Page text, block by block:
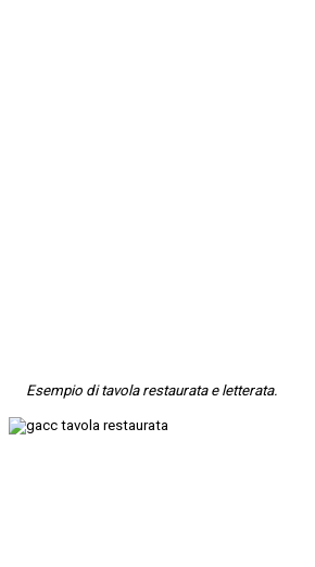
Esempio di tavola restaurata e letterata.